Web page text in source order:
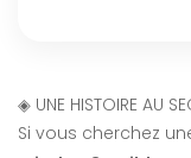
◈ UNE HISTOIRE AU
Si vous cherchez